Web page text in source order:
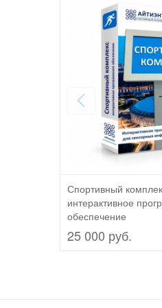
Спортивный
интерактивное
обеспечение
25 000 руб.